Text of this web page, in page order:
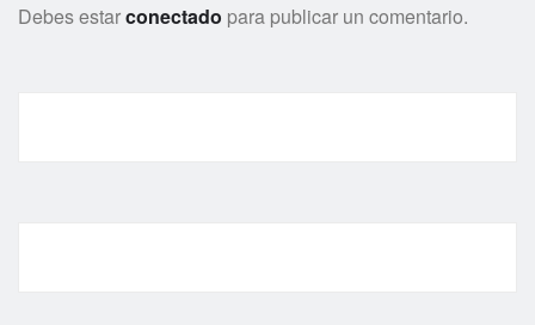
Debes estarconectado para publicar un comentario.